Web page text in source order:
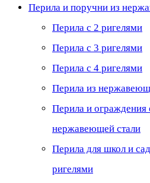
Перила и поручни из
Перила с 2 ригелями
Перила с 3 ригелями
Перила с 4 ригелями
Перила из
Перила и ограждения
нержавеющей стали
Перила для школ и
ригелями